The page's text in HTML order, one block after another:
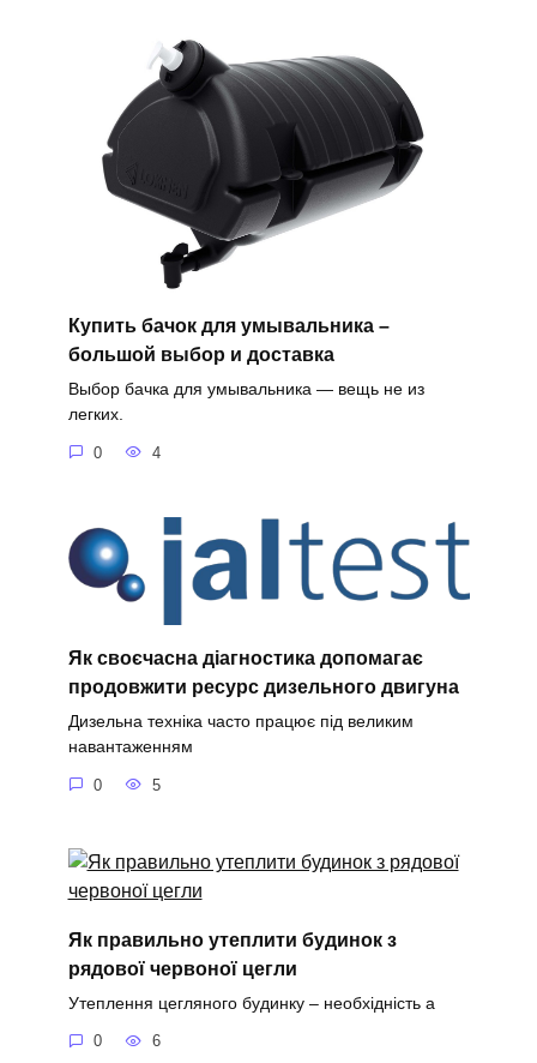
Купить бачок для умывальника –
большой выбор и доставка
Выбор бачка для умывальника — вещь не из
легких.
0 4
Як своєчасна діагностика допомагає
продовжити ресурс дизельного двигуна
Дизельна техніка часто працює під великим
навантаженням
0 5
Як правильно утеплити будинок з
рядової червоної цегли
Утеплення цегляного будинку – необхідність а
0 6